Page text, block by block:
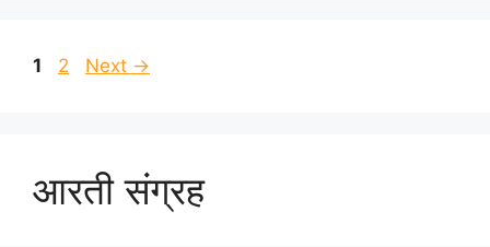
Page
1 Page
2 Next →
आरती संग्रह